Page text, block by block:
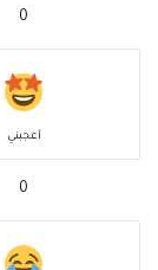
0
أعجبني
0